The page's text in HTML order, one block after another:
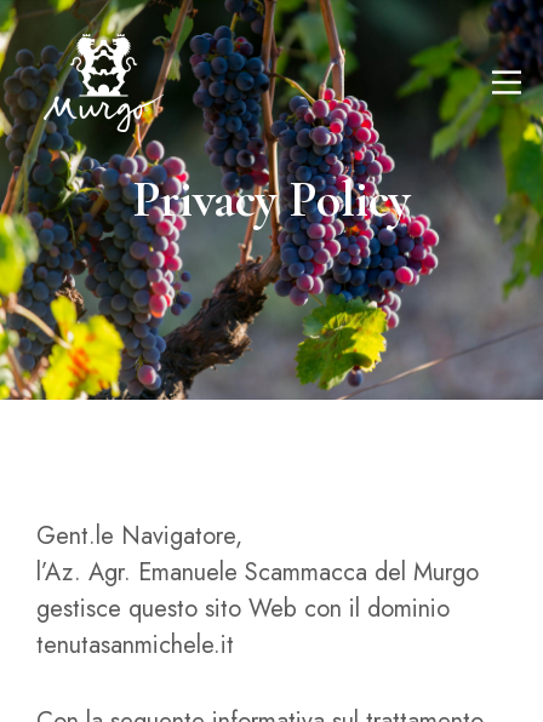
Privacy Policy
Gent.le Navigatore,
l’Az. Agr. Emanuele Scammacca del Murgo
gestisce questo sito Web con il dominio
tenutasanmichele.it